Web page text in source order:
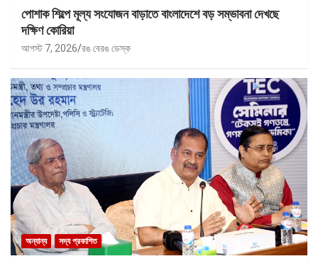
পোশাক শিল্পে মূল্য সংযোজন বাড়াতে বাংলাদেশে বড় সম্ভাবনা দেখছে
দক্ষিণ কোরিয়া
আগস্ট 7, 2026 রঙ বেরঙ ডেস্ক
অন্যান্য সদ্য প্রকাশিত